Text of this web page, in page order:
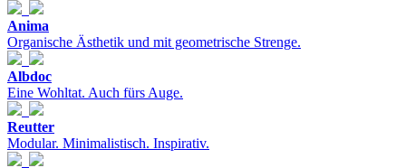
Anima
Organische Ästhetik und mit geometrische Strenge.
Albdoc
Eine Wohltat. Auch fürs Auge.
Reutter
Modular. Minimalistisch. Inspirativ.